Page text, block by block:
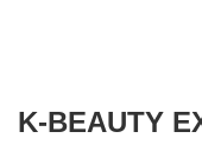
K-BEAUTY